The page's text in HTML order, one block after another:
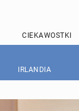
CIEKAWOSTKI
IRLANDIA